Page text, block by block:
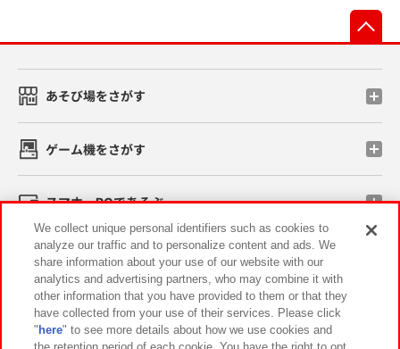
あそび場をさがす
ゲーム機をさがす
スマホ・PCであそぶ
イベント・キャンペーン
関連会社 サステナビリティ サイトポリシー
We collect unique personal identifiers such as cookies to
analyze our traffic and to personalize content and ads. We
share information about your use of our website with our
analytics and advertising partners, who may combine it with
other information that you have provided to them or that they
have collected from your use of their services. Please click
" here" to see more details about how we use cookies and